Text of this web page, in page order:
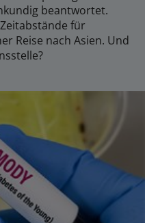
beantwortet.
für
Reise nach Asien. Und